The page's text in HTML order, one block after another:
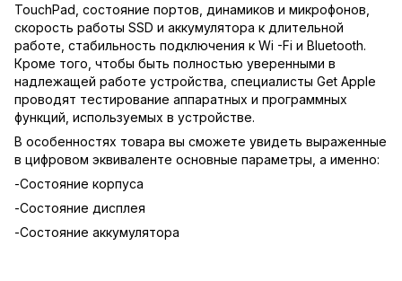
TouchPad, состояние портов, динамиков и микрофонов,
скорость работы SSD и аккумулятора к длительной
работе, стабильность подключения к Wi -Fi и Bluetooth.
Кроме того, чтобы быть полностью уверенными в
надлежащей работе устройства, специалисты Get Apple
проводят тестирование аппаратных и программных
функций, используемых в устройстве.
В особенностях товара вы сможете увидеть выраженные
в цифровом эквиваленте основные параметры, а именно:
-Состояние корпуса
-Состояние дисплея
-Состояние аккумулятора